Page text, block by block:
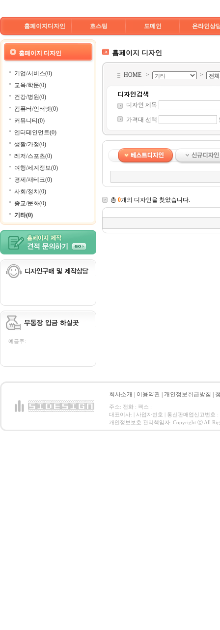
홈페이지디자인 호스팅 도메인 온라인상
홈페이지 디자인
기업/서비스(0)
교육/학문(0)
건강/병원(0)
컴퓨터/인터넷(0)
커뮤니티(0)
엔터테인먼트(0)
생활/가정(0)
레저/스포츠(0)
여행/세계정보(0)
경제/재테크(0)
사회/정치(0)
종교/문화(0)
기타(0)
예금주:
홈페이지 디자인
HOME > >
디자인 제목
가격대 선택
총 0개의 디자인을 찾았습니다.
회사소개 이용약관 개인정보취급방침
주소: 전화 : 팩스 :
대표이사: | 사업자번호 | 통신판매업신고번호 :
개인정보보호 관리책임자: Copyright ⓒ All